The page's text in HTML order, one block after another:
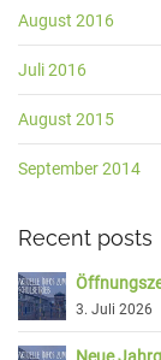
August 2016
Juli 2016
August 2015
September 2014
Recent posts
3. Juli 2026
Neue